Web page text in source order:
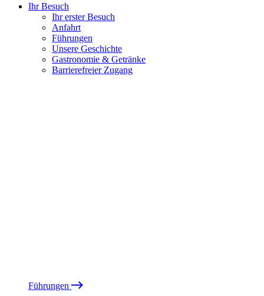
Ihr Besuch
Ihr erster Besuch
Anfahrt
Führungen
Unsere Geschichte
Gastronomie & Getränke
Barrierefreier Zugang
Führungen